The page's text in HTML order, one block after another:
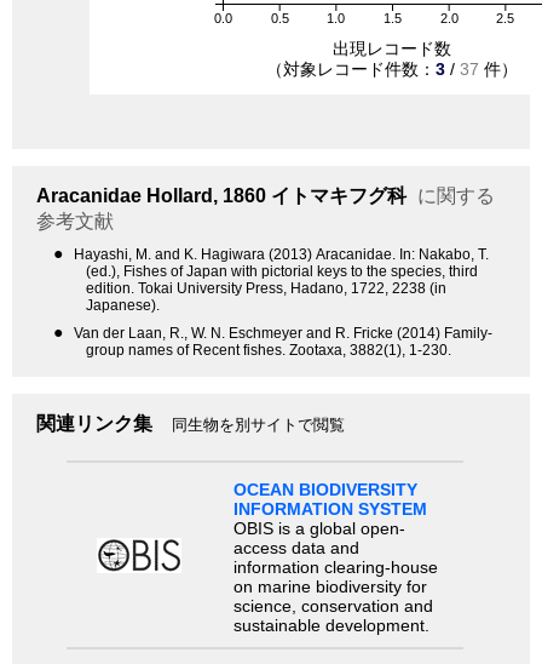
0.0 0.5 1.0 1.5 2.0 2.5
出現レコード数
（対象レコード件数： 3 / 37 件）
Aracanidae Hollard, 1860 イトマキフグ科 に関する
参考文献
●
Hayashi, M. and K. Hagiwara (2013) Aracanidae. In: Nakabo, T.
(ed.), Fishes of Japan with pictorial keys to the species, third
edition. Tokai University Press, Hadano, 1722, 2238 (in
Japanese).
●
Van der Laan, R., W. N. Eschmeyer and R. Fricke (2014) Family-
group names of Recent fishes. Zootaxa, 3882(1), 1-230.
関連リンク集 同生物を別サイトで閲覧
OCEAN BIODIVERSITY
INFORMATION SYSTEM
OBIS is a global open-
access data and
information clearing-house
on marine biodiversity for
science, conservation and
sustainable development.